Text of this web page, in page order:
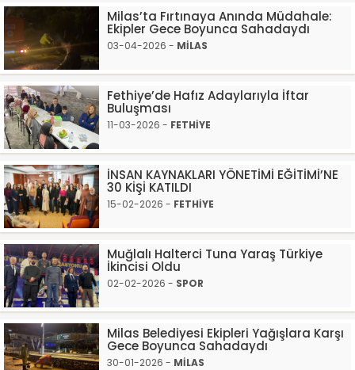
Milas’ta Fırtınaya Anında Müdahale:
Ekipler Gece Boyunca Sahadaydı
03-04-2026 - MİLAS
Fethiye’de Hafız Adaylarıyla İftar
Buluşması
11-03-2026 - FETHİYE
İNSAN KAYNAKLARI YÖNETİMİ EĞİTİMİ’NE
30 KİŞİ KATILDI
15-02-2026 - FETHİYE
Muğlalı Halterci Tuna Yaraş Türkiye
İkincisi Oldu
02-02-2026 - SPOR
Milas Belediyesi Ekipleri Yağışlara Karşı
Gece Boyunca Sahadaydı
30-01-2026 - MİLAS